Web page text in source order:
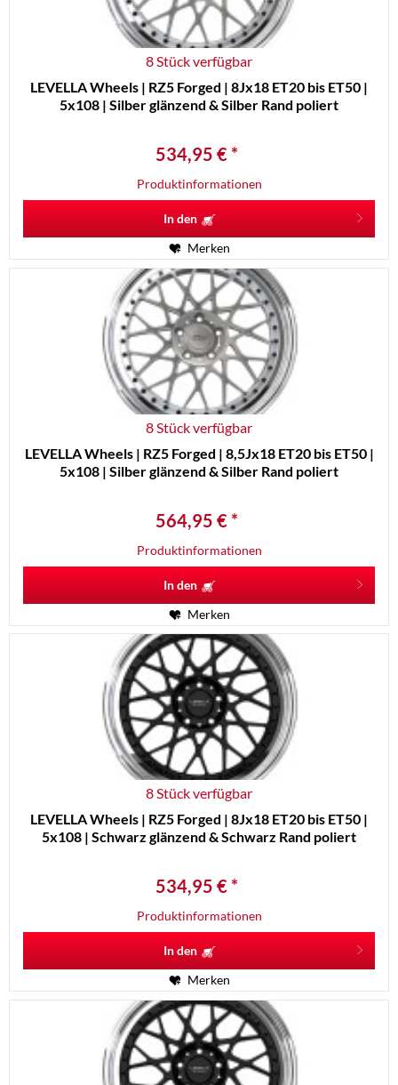
8 Stück verfügbar
LEVELLA Wheels | RZ5 Forged | 8Jx18 ET20 bis ET50 |
5x108 | Silber glänzend & Silber Rand poliert
534,95 € *
Produktinformationen
In den
Merken
8 Stück verfügbar
LEVELLA Wheels | RZ5 Forged | 8,5Jx18 ET20 bis ET50 |
5x108 | Silber glänzend & Silber Rand poliert
564,95 € *
Produktinformationen
In den
Merken
8 Stück verfügbar
LEVELLA Wheels | RZ5 Forged | 8Jx18 ET20 bis ET50 |
5x108 | Schwarz glänzend & Schwarz Rand poliert
534,95 € *
Produktinformationen
In den
Merken